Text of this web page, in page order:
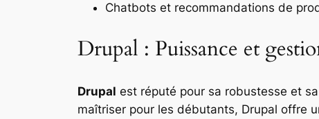
Chatbots et recommandations de
Drupal : Puissance et
Drupal est réputé pour sa robustesse et
maîtriser pour les débutants, Drupal offre